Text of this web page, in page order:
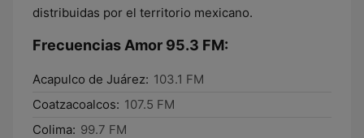
distribuidas por el territorio mexicano.
Frecuencias Amor 95.3 FM:
Acapulco de Juárez: 103.1 FM
Coatzacoalcos: 107.5 FM
Colima: 99.7 FM